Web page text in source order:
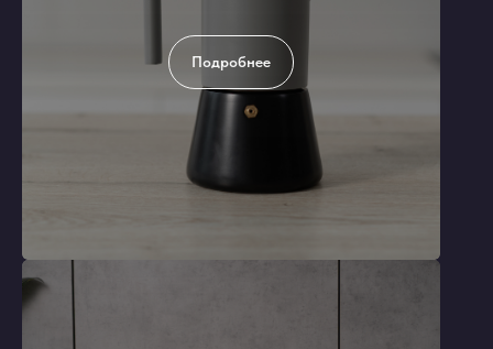
Подробнее